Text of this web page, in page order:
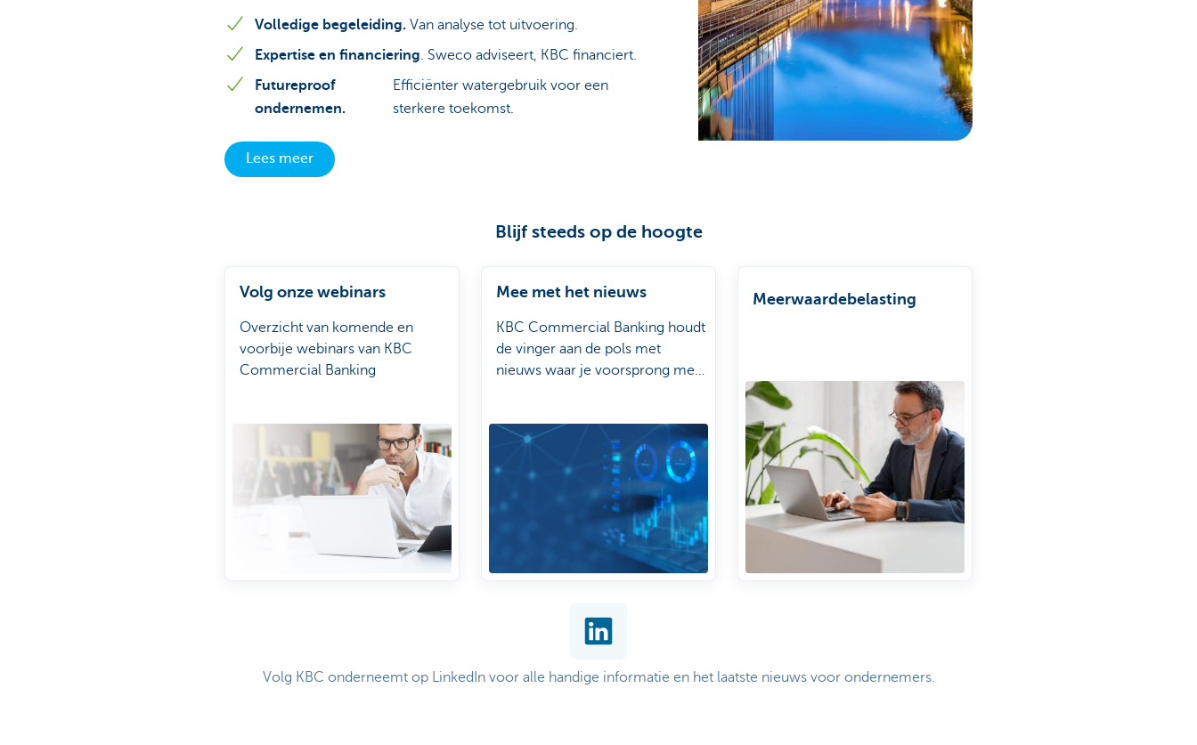
Volledige begeleiding. Van analyse tot uitvoering.
Expertise en financiering. Sweco adviseert, KBC financiert.
Futureproof
ondernemen.
Efficiënter watergebruik voor een
sterkere toekomst.
Lees meer
Blijf steeds op de hoogte
Volg onze webinars
Overzicht van komende en
voorbije webinars van KBC
Commercial Banking
Mee met het nieuws
KBC Commercial Banking houdt
de vinger aan de pols met
nieuws waar je voorsprong mee
Meerwaardebelasting
Volg KBC onderneemt op LinkedIn voor alle handige informatie en het laatste nieuws voor ondernemers.